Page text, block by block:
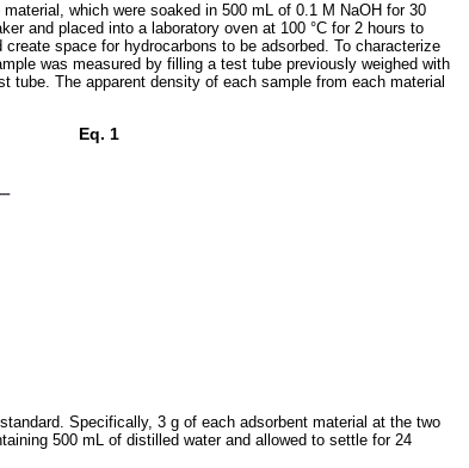
which were soaked in 500 mL of 0.1 M NaOH for 30
and placed into a laboratory oven at 100 °C for 2 hours to
space for hydrocarbons to be adsorbed. To characterize
was measured by filling a test tube previously weighed with
tube. The apparent density of each sample from each material
Eq. 1
Specifically, 3 g of each adsorbent material at the two
500 mL of distilled water and allowed to settle for 24